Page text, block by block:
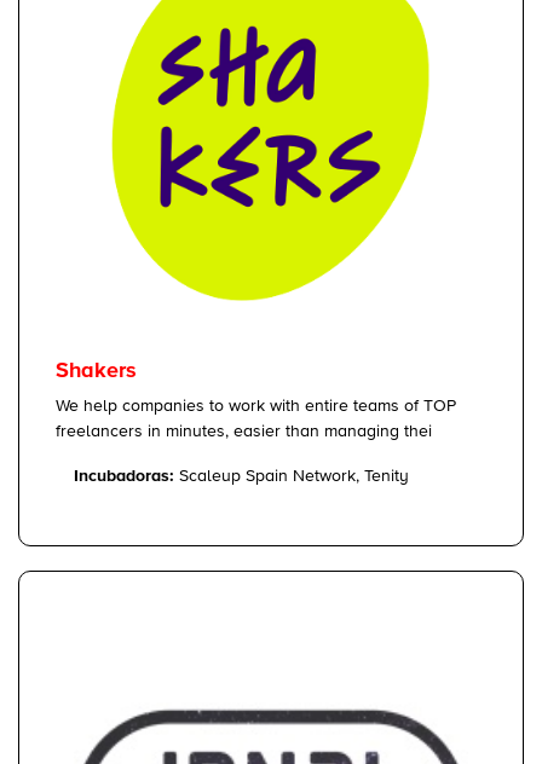
Shakers
We help companies to work with entire teams of TOP
freelancers in minutes, easier than managing thei
Incubadoras: Scaleup Spain Network, Tenity